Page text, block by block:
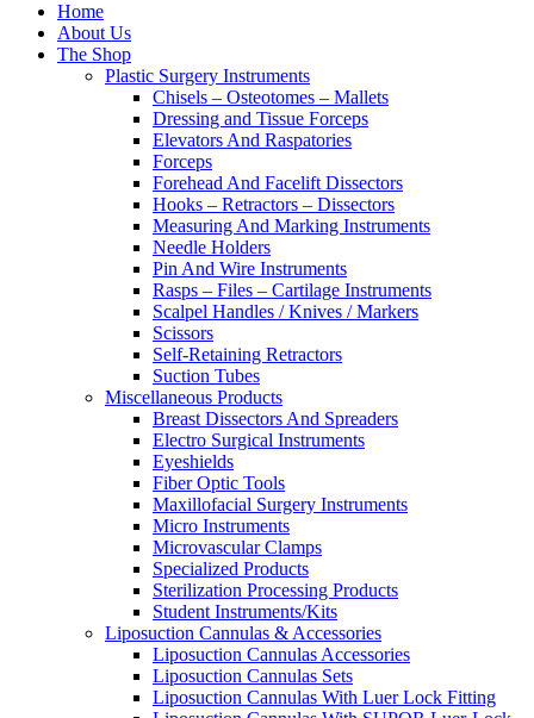
Home
About Us
The Shop
Plastic Surgery Instruments
Chisels – Osteotomes – Mallets
Dressing and Tissue Forceps
Elevators And Raspatories
Forceps
Forehead And Facelift Dissectors
Hooks – Retractors – Dissectors
Measuring And Marking Instruments
Needle Holders
Pin And Wire Instruments
Rasps – Files – Cartilage Instruments
Scalpel Handles / Knives / Markers
Scissors
Self-Retaining Retractors
Suction Tubes
Miscellaneous Products
Breast Dissectors And Spreaders
Electro Surgical Instruments
Eyeshields
Fiber Optic Tools
Maxillofacial Surgery Instruments
Micro Instruments
Microvascular Clamps
Specialized Products
Sterilization Processing Products
Student Instruments/Kits
Liposuction Cannulas & Accessories
Liposuction Cannulas Accessories
Liposuction Cannulas Sets
Liposuction Cannulas With Luer Lock Fitting